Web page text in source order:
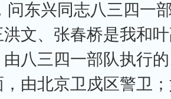
问东兴同志八三四一
文、张春桥是我和
八三四一部队执行
由北京卫戍区警卫